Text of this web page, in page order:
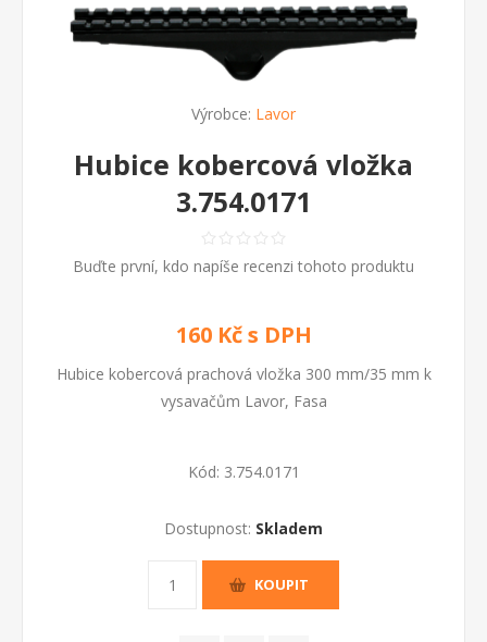
Výrobce: Lavor
Hubice kobercová vložka
3.754.0171
Buďte první, kdo napíše recenzi tohoto produktu
160 Kč s DPH
Hubice kobercová prachová vložka 300 mm/35 mm k
vysavačům Lavor, Fasa
Kód: 3.754.0171
Dostupnost: Skladem
KOUPIT